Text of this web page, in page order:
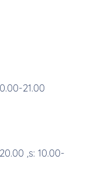
21.00
,s: 10.00-